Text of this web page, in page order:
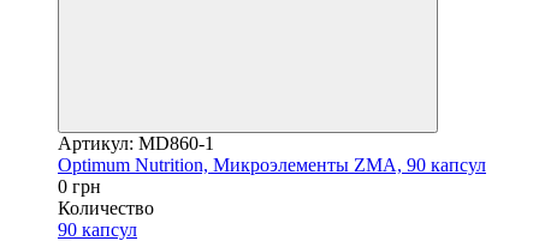
Артикул: MD860-1
Optimum Nutrition, Микроэлементы ZMA, 90 капсул
0 грн
Количество
90 капсул